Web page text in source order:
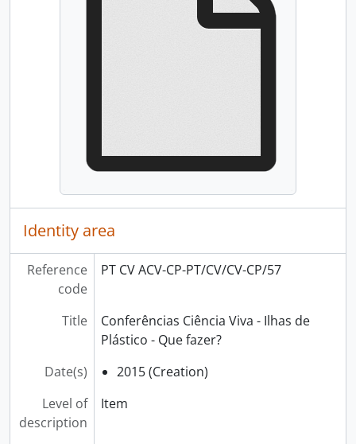
Identity area
Reference
code
PT CV ACV-CP-PT/CV/CV-CP/57
Title
Conferências Ciência Viva - Ilhas de
Plástico - Que fazer?
Date(s)
2015 (Creation)
Level of
description
Item